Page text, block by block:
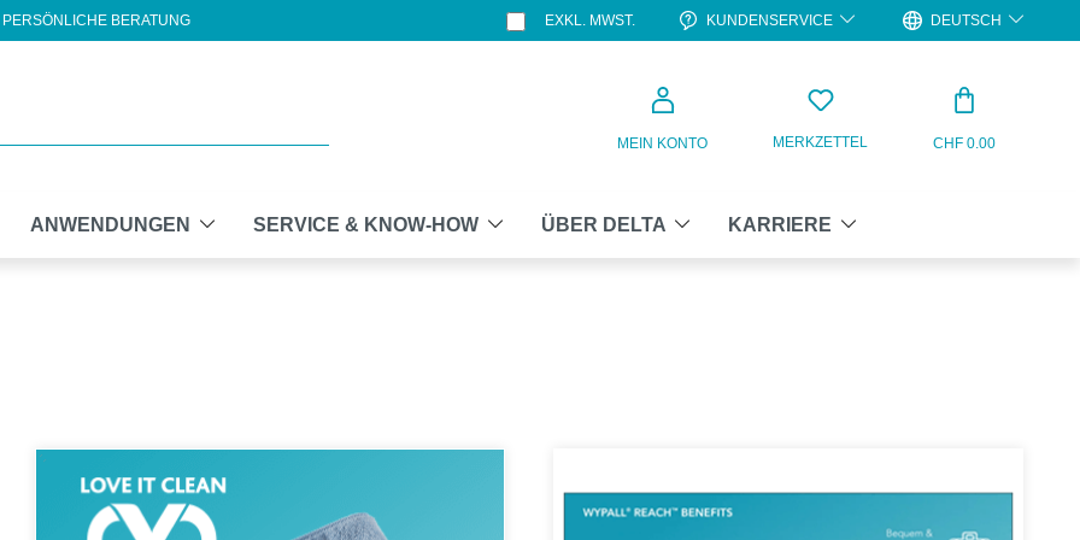
PERSÖNLICHE BERATUNG EXKL. MWST. KUNDENSERVICE DEUTSCH
MEIN KONTO MERKZETTEL CHF 0.00
ANWENDUNGEN SERVICE & KNOW-HOW ÜBER DELTA KARRIERE